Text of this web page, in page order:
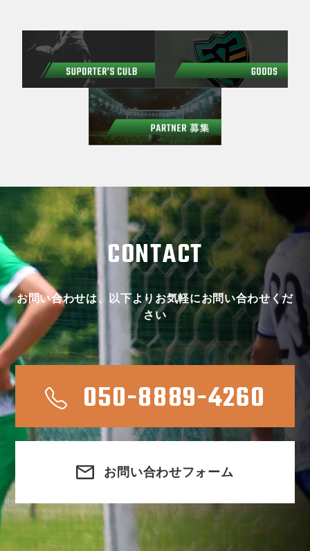
CONTACT
お問い合わせは、以下よりお気軽にお問い合わせくだ
さい
050-8889-4260
お問い合わせフォーム